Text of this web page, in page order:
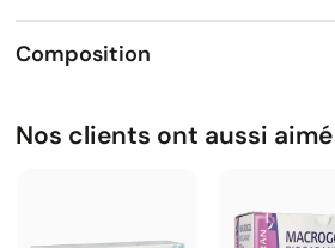
Composition
Nos clients ont aussi aimé